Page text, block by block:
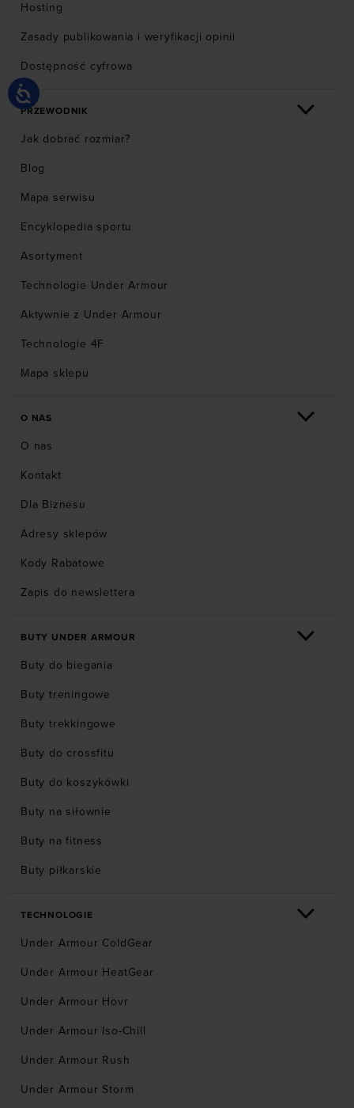
Hosting
Zasady publikowania i weryfikacji opinii
Dostępność cyfrowa
PRZEWODNIK
Jak dobrać rozmiar?
Blog
Mapa serwisu
Encyklopedia sportu
Asortyment
Technologie Under Armour
Aktywnie z Under Armour
Technologie 4F
Mapa sklepu
O NAS
O nas
Kontakt
Dla Biznesu
Adresy sklepów
Kody Rabatowe
Zapis do newslettera
BUTY UNDER ARMOUR
Buty do biegania
Buty treningowe
Buty trekkingowe
Buty do crossfitu
Buty do koszykówki
Buty na siłownie
Buty na fitness
Buty piłkarskie
TECHNOLOGIE
Under Armour ColdGear
Under Armour HeatGear
Under Armour Hovr
Under Armour Iso-Chill
Under Armour Rush
Under Armour Storm